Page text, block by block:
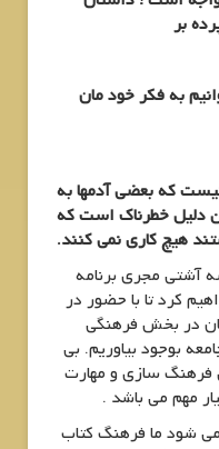
بر
به فکر خود مان
که بعضی آدمها به
دلیل خطرناک است که
هیچ کاری نمی کنند.
آشتی مجری برنامه
کرد تا با حضور در
در بخش فرهنگی
بوجود بیاوریم. بی
سازی و مهارت
مهم می باشد .
می شود ما فرهنگ کتاب